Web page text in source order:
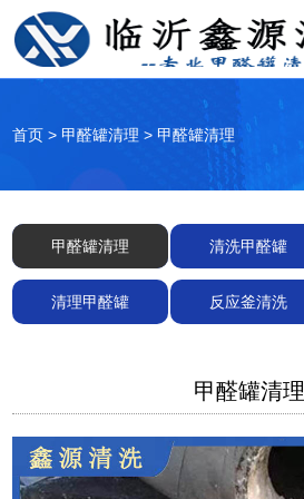
首页 > 甲醛罐清理 > 甲醛罐清理
甲醛罐清理 清洗甲醛罐
清理甲醛罐 反应釜清洗
甲醛罐清理